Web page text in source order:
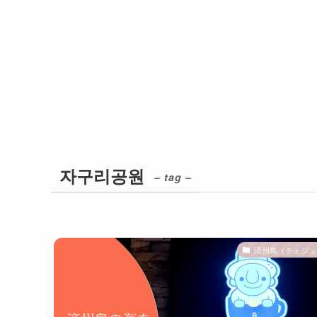
자구리공원 – tag –
済州島（チェジ